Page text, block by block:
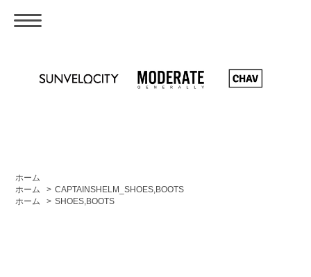
ホーム
ホーム
> CAPTAINSHELM_SHOES,BOOTS
ホーム
> SHOES,BOOTS